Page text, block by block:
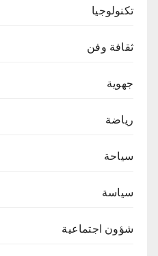
تكنولوجيا
ثقافة وفن
جهوية
رياضة
سياحة
سياسة
شؤون اجتماعية